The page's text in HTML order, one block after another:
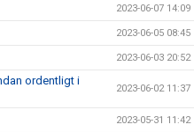
2023-06-07 14:09
2023-06-05 08:45
2023-06-03 20:52
ordentligt i
2023-06-02 11:37
2023-05-31 11:42